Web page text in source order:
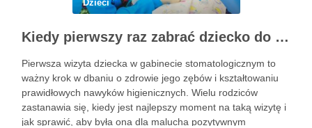
Dzieci
Kiedy pierwszy raz zabrać dziecko do dentysty? Wskazówki dla rodziców
Pierwsza wizyta dziecka w gabinecie stomatologicznym to
ważny krok w dbaniu o zdrowie jego zębów i kształtowaniu
prawidłowych nawyków higienicznych. Wielu rodziców
zastanawia się, kiedy jest najlepszy moment na taką wizytę i
jak sprawić, aby była ona dla malucha pozytywnym